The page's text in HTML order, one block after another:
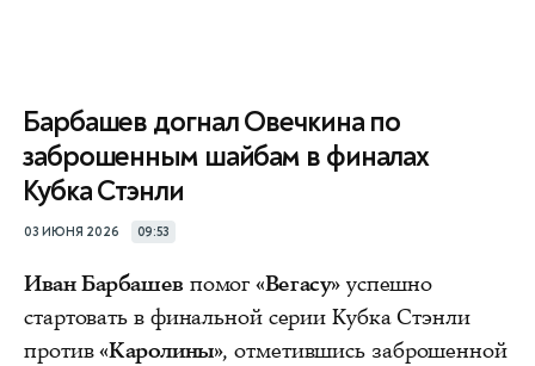
Барбашев догнал Овечкина по
заброшенным шайбам в финалах
Кубка Стэнли
03 ИЮНЯ 2026 09:53
Иван Барбашев помог«Вегасу»успешно
стартовать в финальной серии Кубка Стэнли
против«Каролины», отметившись заброшенной